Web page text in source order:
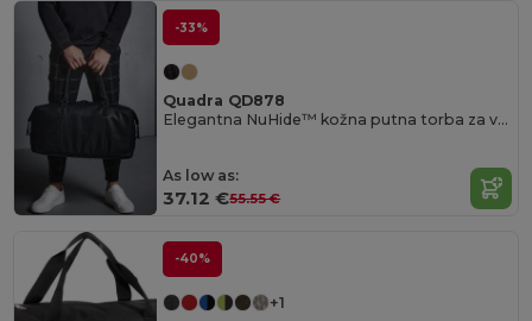
-33%
Quadra QD878
Elegantna NuHide™ kožna putna torba za vikend
As low as:
37.12 €55.55 €
-40%
+1